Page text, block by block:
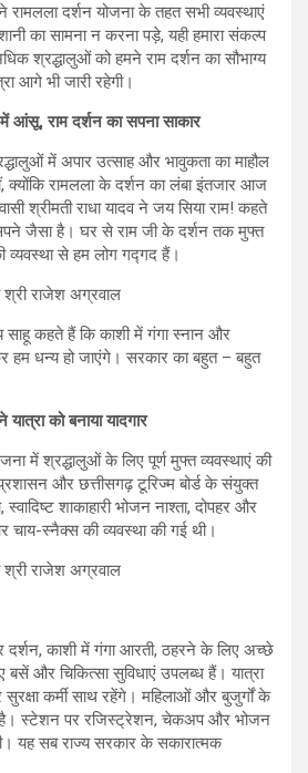
रामलला दर्शन योजना के तहत सभी व्यवस्थाएं
का सामना न करना पड़े, यही हमारा संकल्प
श्रद्धालुओं को हमने राम दर्शन का सौभाग्य
आगे भी जारी रहेगी।
आंसू, राम दर्शन का सपना साकार
में अपार उत्साह और भावुकता का माहौल
रामलला के दर्शन का लंबा इंतजार आज
श्रीमती राधा यादव ने जय सिया राम! कहते
जैसा है। घर से राम जी के दर्शन तक मुफ्त
व्यवस्था से हम लोग गद्गद हैं।
साहू कहते हैं कि काशी में गंगा स्नान और
हम धन्य हो जाएंगे। सरकार का बहुत – बहुत
को बनाया यादगार
में श्रद्धालुओं के लिए पूर्ण मुफ्त व्यवस्थाएं की
और छत्तीसगढ़ टूरिज्म बोर्ड के संयुक्त
शाकाहारी भोजन नाश्ता, दोपहर और
चाय-स्नैक्स की व्यवस्था की गई थी।
दर्शन, काशी में गंगा आरती, ठहरने के लिए अच्छे
और चिकित्सा सुविधाएं उपलब्ध हैं। यात्रा
कर्मी साथ रहेंगे। महिलाओं और बुजुर्गों के
है। स्टेशन पर रजिस्ट्रेशन, चेकअप और भोजन
यह सब राज्य सरकार के सकारात्मक